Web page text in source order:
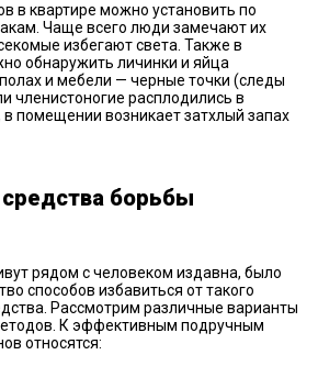
в квартире можно установить по
Чаще всего люди замечают их
избегают света. Также в
обнаружить личинки и яйца
и мебели — черные точки (следы
членистоногие расплодились в
помещении возникает затхлый запах
борьбы
рядом с человеком издавна, было
способов избавиться от такого
Рассмотрим различные варианты
К эффективным подручным
относятся: